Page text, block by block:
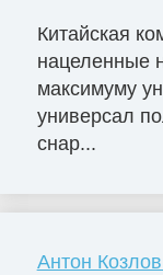
Китайская
нацеленные
максимуму
универсал
снар...
Антон